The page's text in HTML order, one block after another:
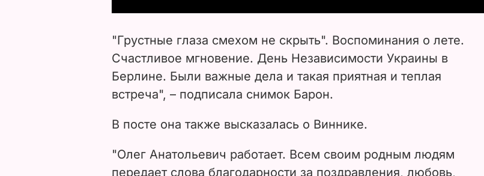
i
d
e
o
"Грустные глаза смехом не скрыть". Воспоминания о лете.
Счастливое мгновение. День Независимости Украины в
Берлине. Были важные дела и такая ​​приятная и теплая
встреча", – подписала снимок Барон.
В посте она также высказалась о Виннике.
"Олег Анатольевич работает. Всем своим родным людям
передает слова благодарности за поздравления, любовь,